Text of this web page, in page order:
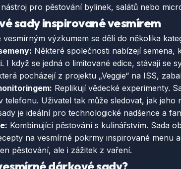
pro pěstování bylinek, salátů nebo
sady inspirované vesmírem
výzkumem se dělí do několika
Některé společnosti nabízejí
I když se jedná o limitované edice, stávají se
pocházejí z projektu „Veggie“ na ISS,
Replikují vědecké experimenty.
telefonu. Uživatel tak může sledovat, jak
je ideální pro technologické nadšence a
Kombinující pěstování s kulinářstvím. Sada
na vesmírné pokrmy inspirované menu
pěstování, ale i zážitek z vaření.
dárkové sady?